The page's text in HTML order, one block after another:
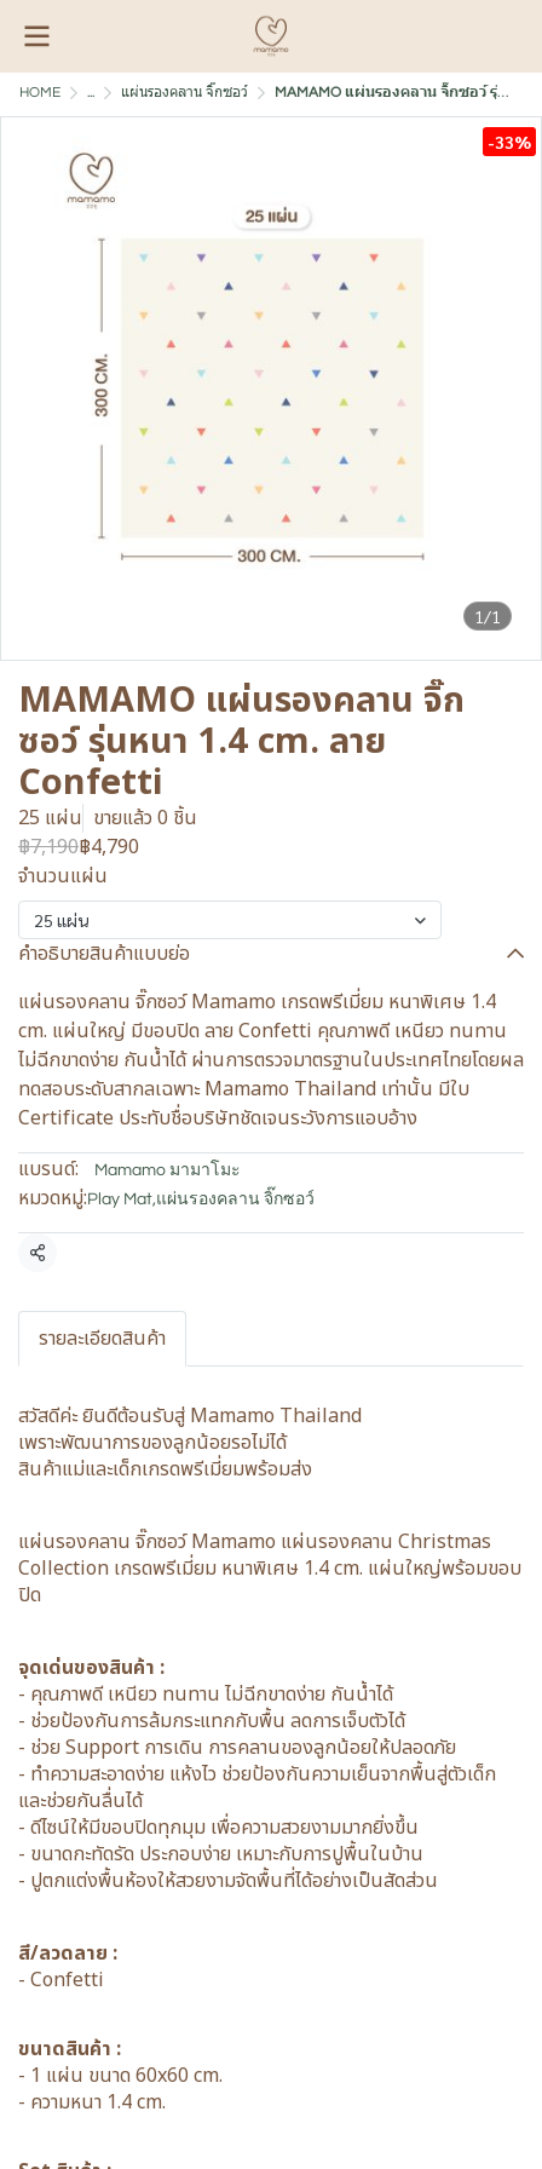
HOME ... แผ่นรองคลาน จิ๊กซอว์ MAMAMO แผ่นรองคลาน จิ๊กซอว์ รุ่นหนา 1.4 cm. ลาย Confetti
1/1
-33%
MAMAMO แผ่นรองคลาน จิ๊ก
ซอว์ รุ่นหนา 1.4 cm. ลาย
Confetti
25 แผ่น ขายแล้ว 0 ชิ้น
฿7,190฿4,790
จำนวนแผ่น
25 แผ่น
คำอธิบายสินค้าแบบย่อ
แผ่นรองคลาน จิ๊กซอว์ Mamamo เกรดพรีเมี่ยม หนาพิเศษ 1.4
cm. แผ่นใหญ่ มีขอบปิด ลาย Confetti คุณภาพดี เหนียว ทนทาน
ไม่ฉีกขาดง่าย กันน้ำได้ ผ่านการตรวจมาตรฐานในประเทศไทยโดยผล
ทดสอบระดับสากลเฉพาะ Mamamo Thailand เท่านั้น มีใบ
Certificate ประทับชื่อบริษัทชัดเจนระวังการแอบอ้าง
แบรนด์:
Mamamo มามาโมะ
หมวดหมู่: Play Mat,แผ่นรองคลาน จิ๊กซอว์
แชร์
รายละเอียดสินค้า
สวัสดีค่ะ ยินดีต้อนรับสู่ Mamamo Thailand
เพราะพัฒนาการของลูกน้อยรอไม่ได้
สินค้าแม่และเด็กเกรดพรีเมี่ยมพร้อมส่ง
แผ่นรองคลาน จิ๊กซอว์ Mamamo แผ่นรองคลาน Christmas
Collection เกรดพรีเมี่ยม หนาพิเศษ 1.4 cm. แผ่นใหญ่พร้อมขอบ
ปิด
จุดเด่นของสินค้า :
- คุณภาพดี เหนียว ทนทาน ไม่ฉีกขาดง่าย กันน้ำได้
- ช่วยป้องกันการล้มกระแทกกับพื้น ลดการเจ็บตัวได้
- ช่วย Support การเดิน การคลานของลูกน้อยให้ปลอดภัย
- ทำความสะอาดง่าย แห้งไว ช่วยป้องกันความเย็นจากพื้นสู่ตัวเด็ก
และช่วยกันลื่นได้
- ดีไซน์ให้มีขอบปิดทุกมุม เพื่อความสวยงามมากยิ่งขึ้น
- ขนาดกะทัดรัด ประกอบง่าย เหมาะกับการปูพื้นในบ้าน
- ปูตกแต่งพื้นห้องให้สวยงามจัดพื้นที่ได้อย่างเป็นสัดส่วน
สี/ลวดลาย :
- Confetti
ขนาดสินค้า :
- 1 แผ่น ขนาด 60x60 cm.
- ความหนา 1.4 cm.